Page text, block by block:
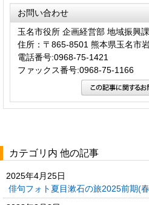
お問い合わせ
玉名市役所 企画経営部 地域振興課
住所：〒865-8501 熊本県玉名市
電話番号:0968-75-1421
ファックス番号:0968-75-1166
カテゴリ内 他の記事
2025年4月25日
俳句フォト夏目漱石の旅2025前期(